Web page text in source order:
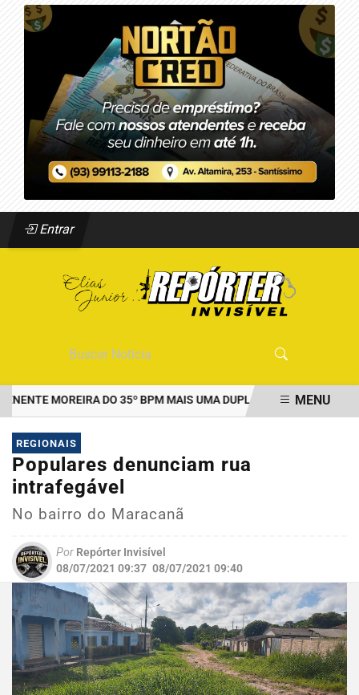
Entrar
MOREIRA DO 35º BPM MAIS UMA DUPLA PRESA POR TRÁFICO
EM ALTA
MENU
REGIONAIS
Populares denunciam rua
intrafegável
No bairro do Maracanã
Por Repórter Invisível
08/07/2021 09:37 08/07/2021 09:40